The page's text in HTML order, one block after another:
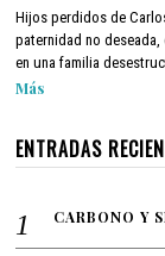
u
b
8
,
2
1
Hijos perdidos de
paternidad no
en una familia
Más
ENTRADAS
CARBONO Y